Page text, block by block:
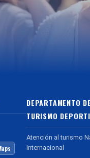
DEPARTAMENTO DE
TURISMO
Atención al turismo
Internacional